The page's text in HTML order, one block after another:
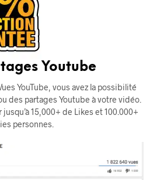
Youtube
YouTube, vous avez la possibilité
des partages Youtube à votre vidéo.
15,000+ de Likes et 100.000+
personnes.